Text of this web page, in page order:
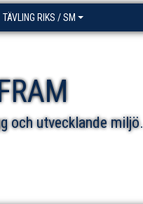
TÄVLING RIKS / SM
och utvecklande miljö.